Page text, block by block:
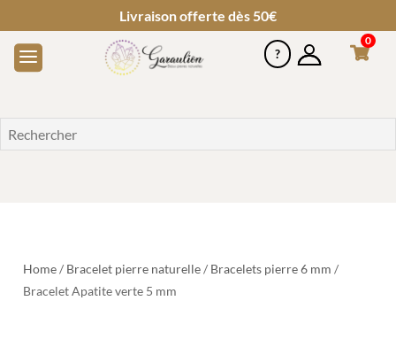
Livraison offerte dès 50€
0
Home/ Bracelet pierre naturelle/ Bracelets pierre 6 mm /
Bracelet Apatite verte 5 mm